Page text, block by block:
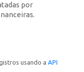
por
usando a API